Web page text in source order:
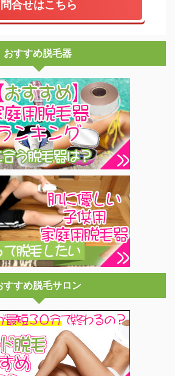
問合せはこちら
おすすめ脱毛器
すすめ脱毛サロン